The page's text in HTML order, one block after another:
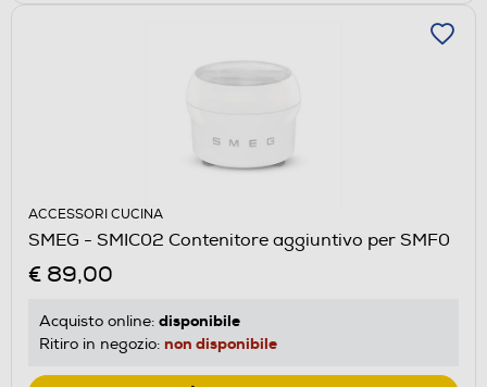
ACCESSORI CUCINA
SMEG - SMIC02 Contenitore aggiuntivo per SMF0
€ 89,00
Acquisto online: disponibile
Ritiro in negozio: non disponibile